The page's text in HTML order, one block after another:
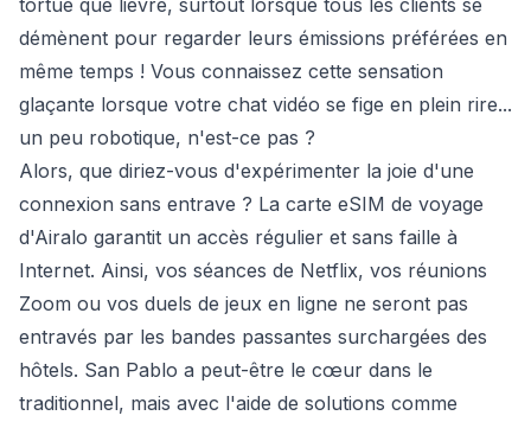
démènent pour regarder leurs émissions préférées en
même temps ! Vous connaissez cette sensation
glaçante lorsque votre chat vidéo se fige en plein rire...
un peu robotique, n'est-ce pas ?
Alors, que diriez-vous d'expérimenter la joie d'une
connexion sans entrave ? La carte eSIM de voyage
d'Airalo garantit un accès régulier et sans faille à
Internet. Ainsi, vos séances de Netflix, vos réunions
Zoom ou vos duels de jeux en ligne ne seront pas
entravés par les bandes passantes surchargées des
hôtels. San Pablo a peut-être le cœur dans le
traditionnel, mais avec l'aide de solutions comme